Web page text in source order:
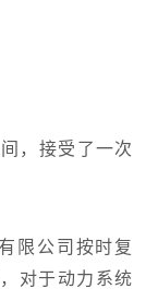
，接受了一次
限公司按时复
对于动力系统